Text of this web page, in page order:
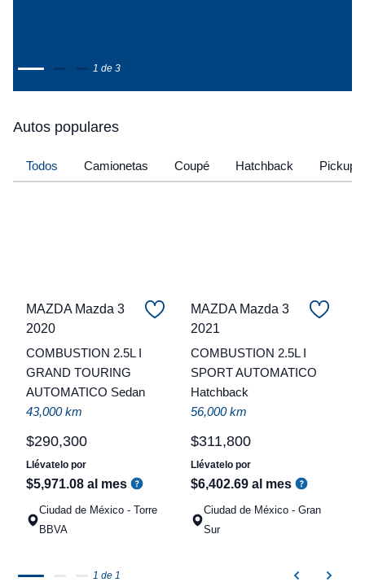
1 de 3
Autos populares
Todos Camionetas Coupé Hatchback Pickup
MAZDA Mazda 3
2020
COMBUSTION 2.5L I
GRAND TOURING
AUTOMATICO Sedan
43,000 km
$290,300
Llévatelo por
$5,971.08 al mes
Ciudad de México - Torre
BBVA
MAZDA Mazda 3
2021
COMBUSTION 2.5L I
SPORT AUTOMATICO
Hatchback
56,000 km
$311,800
Llévatelo por
$6,402.69 al mes
Ciudad de México - Gran
Sur
1 de 1